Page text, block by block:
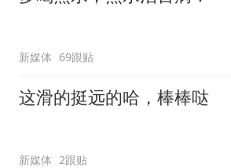
新媒体 69跟贴
这滑的挺远的哈，棒棒哒
新媒体 2跟贴